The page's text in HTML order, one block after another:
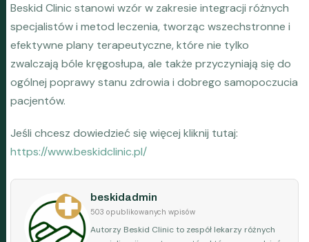
Beskid Clinic stanowi wzór w zakresie integracji różnych
specjalistów i metod leczenia, tworząc wszechstronne i
efektywne plany terapeutyczne, które nie tylko
zwalczają bóle kręgosłupa, ale także przyczyniają się do
ogólnej poprawy stanu zdrowia i dobrego samopoczucia
pacjentów.
Jeśli chcesz dowiedzieć się więcej kliknij tutaj:
https://www.beskidclinic.pl/
beskidadmin
503 opublikowanych wpisów
Autorzy Beskid Clinic to zespół lekarzy różnych